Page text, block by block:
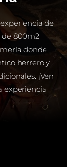
de
de 800m2
donde
herrero y
¡Ven
experiencia